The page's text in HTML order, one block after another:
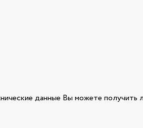
данные Вы можете